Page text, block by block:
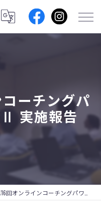
ーチングパ
実施報告
回オンラインコーチングパワーアップ講座Ⅱ 実施報告